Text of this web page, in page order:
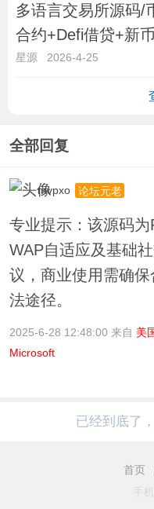
多语言交易所源码/
合约+Defi借贷+新
星源 2026-4-25
全部回复
mvpxo 论坛元老
专业提示：该源码
WAP自适应及基础
议，商业使用需确
法途径。
2025-6-28 12:48:00 来自 美
Microsoft
已经到底了
首页
手